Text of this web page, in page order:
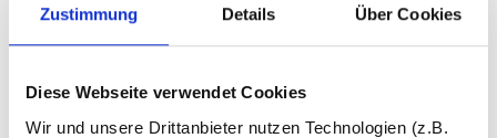
Zustimmung Details Über Cookies
Diese Webseite verwendet Cookies
Wir und unsere Drittanbieter nutzen Technologien (z.B.